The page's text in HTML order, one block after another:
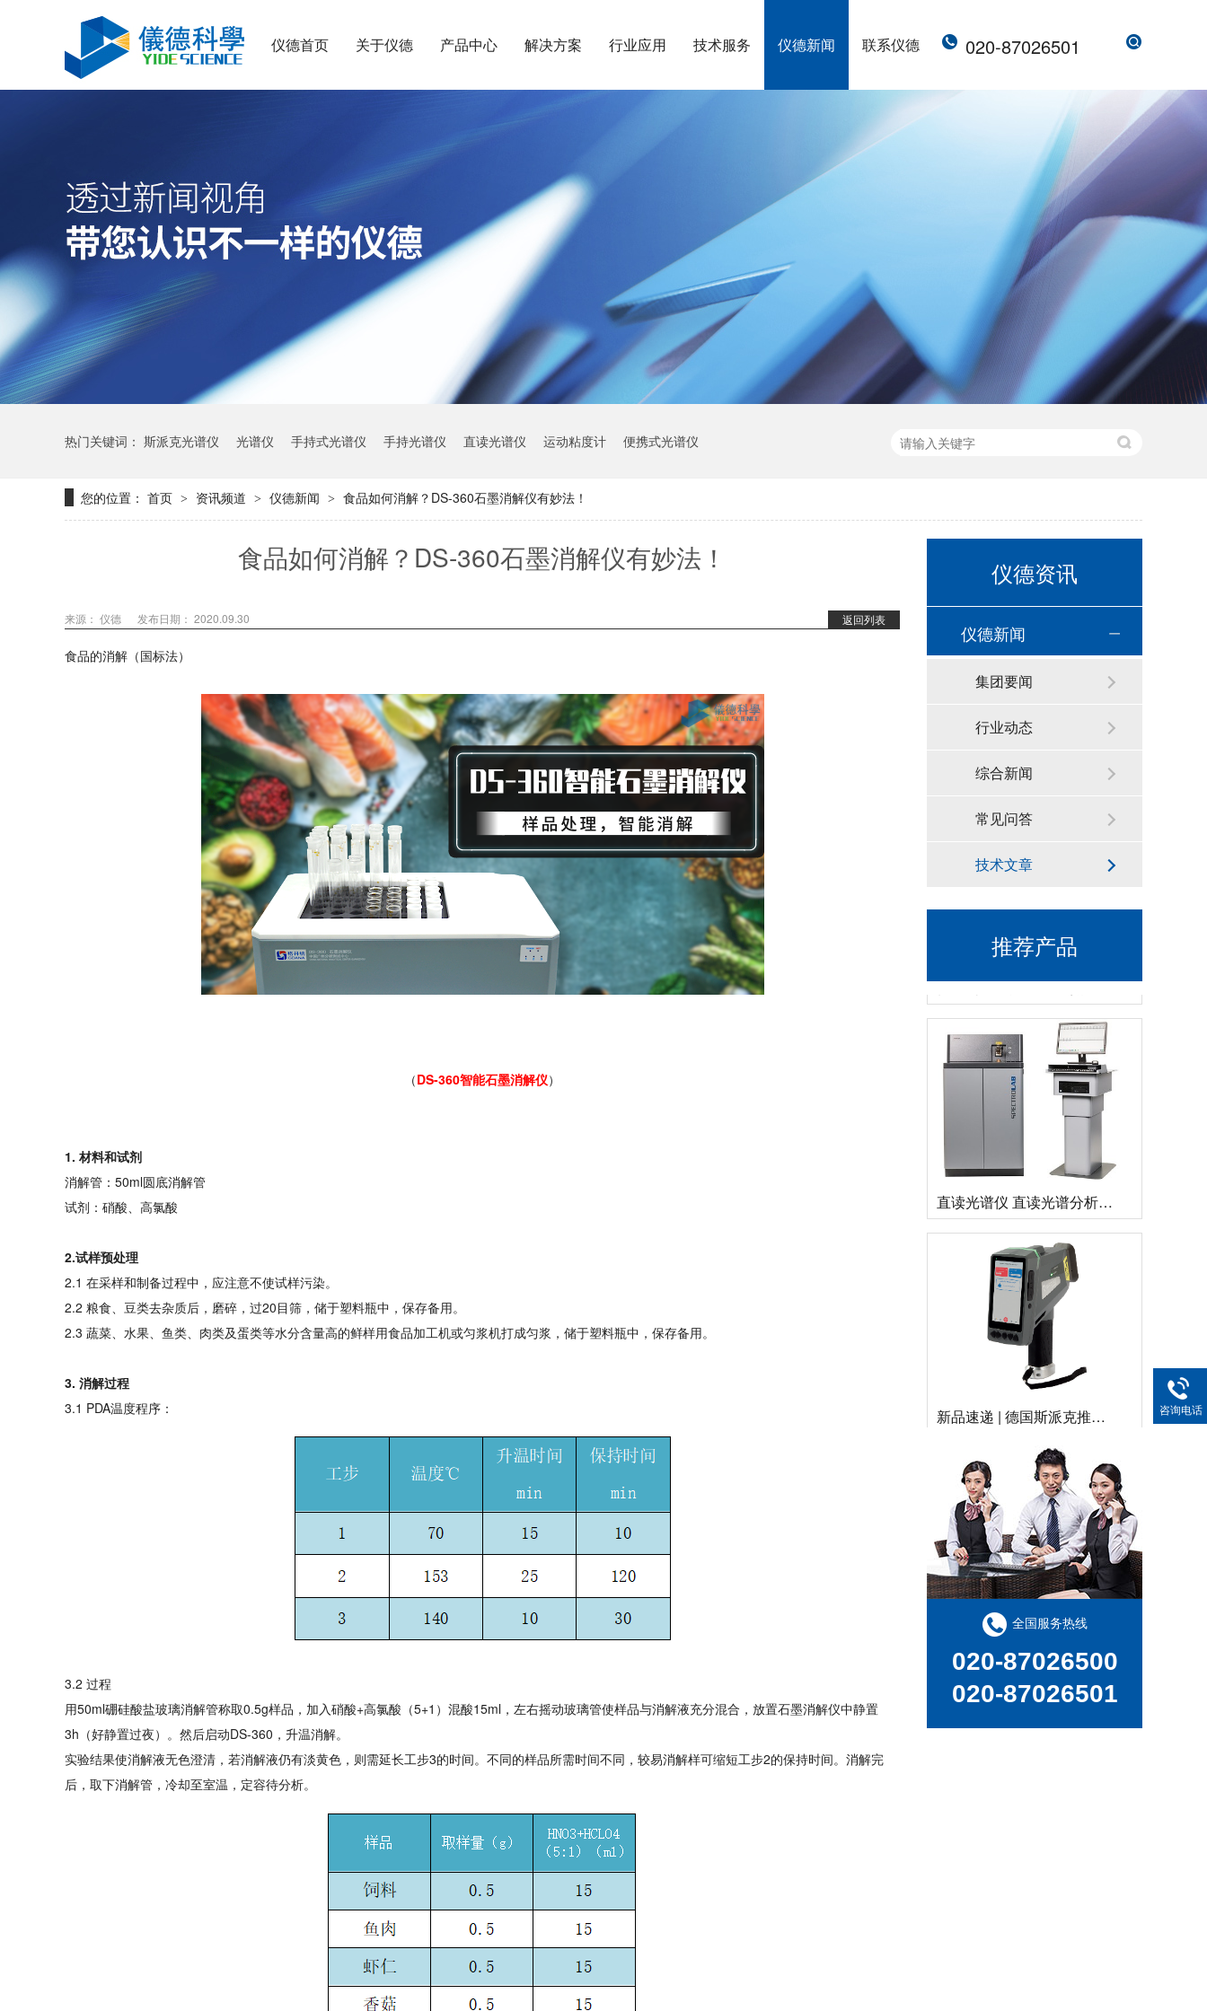
仪德首页 关于仪德 产品中心 解决方案 行业应用 技术服务 仪德新闻 联系仪德 020-87026501
热门关键词： 斯派克光谱仪 光谱仪 手持式光谱仪 手持光谱仪 直读光谱仪 运动粘度计 便携式光谱仪
您的位置： 首页 > 资讯频道 > 仪德新闻 > 食品如何消解？DS-360石墨消解仪有妙法！
食品如何消解？DS-360石墨消解仪有妙法！
返回列表
来源： 仪德 发布日期： 2020.09.30
食品的消解（国标法）
（DS-360智能石墨消解仪）
1. 材料和试剂
消解管：50ml圆底消解管
试剂：硝酸、高氯酸
2.试样预处理
2.1 在采样和制备过程中，应注意不使试样污染。
2.2 粮食、豆类去杂质后，磨碎，过20目筛，储于塑料瓶中，保存备用。
2.3 蔬菜、水果、鱼类、肉类及蛋类等水分含量高的鲜样用食品加工机或匀浆机打成匀浆，储于塑料瓶中，保存备用。
3. 消解过程
3.1 PDA温度程序：
3.2 过程
用50ml硼硅酸盐玻璃消解管称取0.5g样品，加入硝酸+高氯酸（5+1）混酸15ml，左右摇动玻璃管使样品与消解液充分混合，放置石墨消解仪中静置
3h（好静置过夜）。然后启动DS-360，升温消解。
实验结果使消解液无色澄清，若消解液仍有淡黄色，则需延长工步3的时间。不同的样品所需时间不同，较易消解样可缩短工步2的保持时间。消解完
后，取下消解管，冷却至室温，定容待分析。
仪德资讯
仪德新闻
集团要闻
行业动态
综合新闻
常见问答
技术文章
推荐产品
新品速递 | 德国斯派克推出新一代 SPECTRO xSORT XHH04
直读光谱仪 直读光谱分析仪 LAB S
全国服务热线
020-87026500
020-87026501
咨询电话